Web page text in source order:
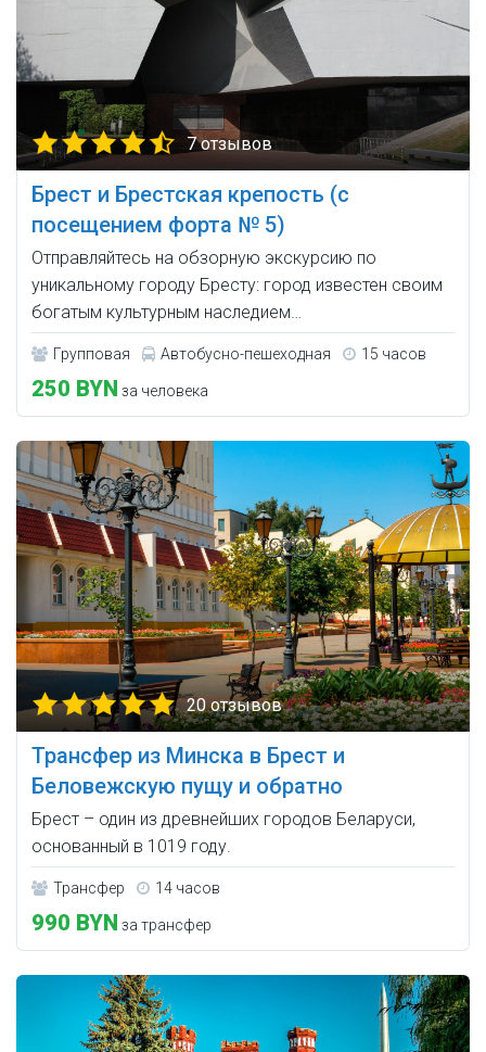
7 отзывов
Брест и Брестская крепость (с
посещением форта № 5)
Отправляйтесь на обзорную экскурсию по
уникальному городу Бресту: город известен своим
богатым культурным наследием…
Групповая Автобусно-пешеходная 15 часов
250 BYN за человека
20 отзывов
Трансфер из Минска в Брест и
Беловежскую пущу и обратно
Брест – один из древнейших городов Беларуси,
основанный в 1019 году.
Трансфер 14 часов
990 BYN за трансфер